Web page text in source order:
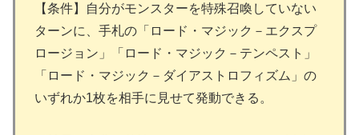
【条件】自分がモンスターを特殊召喚していない
ターンに、手札の「ロード・マジック－エクスプ
ロージョン」「ロード・マジック－テンペスト」
「ロード・マジック－ダイアストロフィズム」の
いずれか1枚を相手に見せて発動できる。